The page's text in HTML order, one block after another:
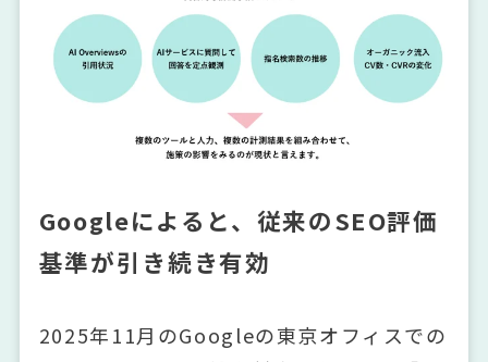
Googleによると、従来のSEO評価
基準が引き続き有効
2025年11月のGoogleの東京オフィスでの